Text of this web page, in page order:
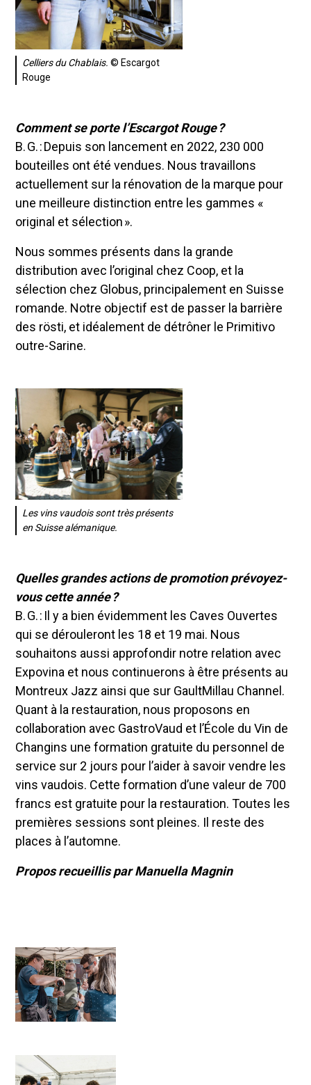
Celliers du Chablais.© Escargot
Rouge
Comment se porte l’Escargot Rouge ?
B. G. : Depuis son lancement en 2022, 230 000
bouteilles ont été vendues. Nous travaillons
actuellement sur la rénovation de la marque pour
une meilleure distinction entre les gammes «
original et sélection ».
Nous sommes présents dans la grande
distribution avec l’original chez Coop, et la
sélection chez Globus, principalement en Suisse
romande. Notre objectif est de passer la barrière
des rösti, et idéalement de détrôner le Primitivo
outre-Sarine.
Les vins vaudois sont très présents
en Suisse alémanique.
Quelles grandes actions de promotion prévoyez-
vous cette année ?
B. G. : Il y a bien évidemment les Caves Ouvertes
qui se dérouleront les 18 et 19 mai. Nous
souhaitons aussi approfondir notre relation avec
Expovina et nous continuerons à être présents au
Montreux Jazz ainsi que sur GaultMillau Channel.
Quant à la restauration, nous proposons en
collaboration avec GastroVaud et l’École du Vin de
Changins une formation gratuite du personnel de
service sur 2 jours pour l’aider à savoir vendre les
vins vaudois. Cette formation d’une valeur de 700
francs est gratuite pour la restauration. Toutes les
premières sessions sont pleines. Il reste des
places à l’automne.
Propos recueillis par Manuella Magnin